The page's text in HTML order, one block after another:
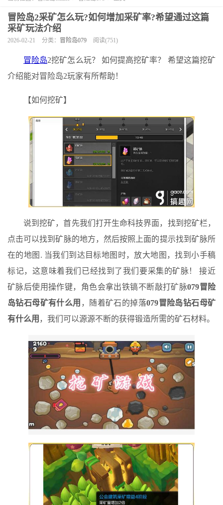
冒险岛2采矿怎么玩?如何增加采矿率?希望通过这篇
采矿玩法介绍
2026-02-21 分类： 冒险岛079 阅读(751)
冒险岛2挖矿怎么玩？ 如何提高挖矿率？ 希望这篇挖矿
介绍能对冒险岛2玩家有所帮助！
【如何挖矿】
说到挖矿，首先我们打开生命科技界面，找到挖矿栏，
点击可以找到矿脉的地方，然后按照上面的提示找到矿脉所
在的地图. 当我们到达目标地图时，放大地图，找到小手稿
标记，这意味着我们已经找到了我们要采集的矿脉！ 接近
矿脉后使用操作键，角色会拿出铁镐不断敲打矿脉079冒险
岛钻石母矿有什么用 ，随着矿石的掉落079冒险岛钻石母矿
有什么用 ，我们可以源源不断的获得锻造所需的矿石材料。